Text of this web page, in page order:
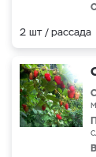
2 шт / рассада